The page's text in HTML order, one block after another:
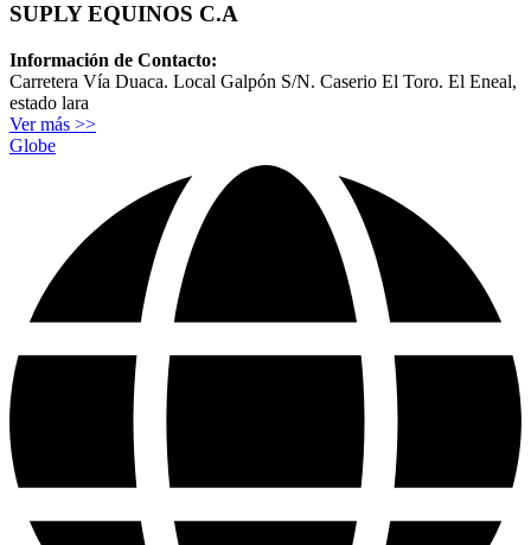
SUPLY EQUINOS C.A
Información de Contacto:
Carretera Vía Duaca. Local Galpón S/N. Caserio El Toro. El Eneal,
estado lara
Ver más >>
Globe